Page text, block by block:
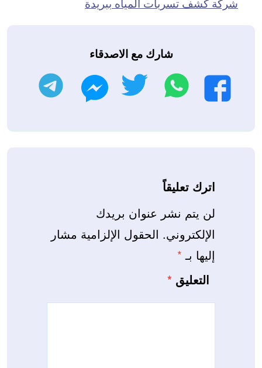
شارك مع الاصدقاء
فيسبوك
واتساب تويتر ماسنجر
اترك تعليقاً
لن يتم نشر عنوان بريدك
الإلكتروني. الحقول الإلزامية مشار
إليها بـ *
التعليق *